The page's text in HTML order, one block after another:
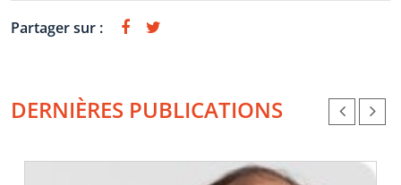
Partager sur :
DERNIÈRES PUBLICATIONS